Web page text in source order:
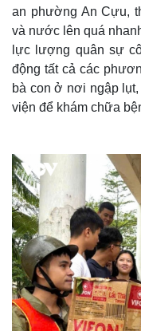
an phường An Cựu,
và nước lên quá
lực lượng quân sự
động tất cả các
bà con ở nơi ngập
viện để khám chữa